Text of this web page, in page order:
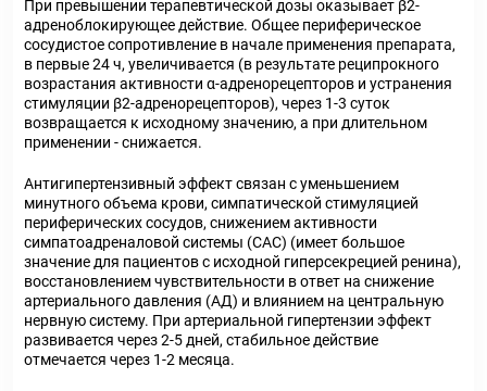
При превышении терапевтической дозы оказывает β2-
адреноблокирующее действие. Общее периферическое
сосудистое сопротивление в начале применения препарата,
в первые 24 ч, увеличивается (в результате реципрокного
возрастания активности α-адренорецепторов и устранения
стимуляции β2-адренорецепторов), через 1-3 суток
возвращается к исходному значению, а при длительном
применении - снижается.
Антигипертензивный эффект связан с уменьшением
минутного объема крови, симпатической стимуляцией
периферических сосудов, снижением активности
симпатоадреналовой системы (САС) (имеет большое
значение для пациентов с исходной гиперсекрецией ренина),
восстановлением чувствительности в ответ на снижение
артериального давления (АД) и влиянием на центральную
нервную систему. При артериальной гипертензии эффект
развивается через 2-5 дней, стабильное действие
отмечается через 1-2 месяца.